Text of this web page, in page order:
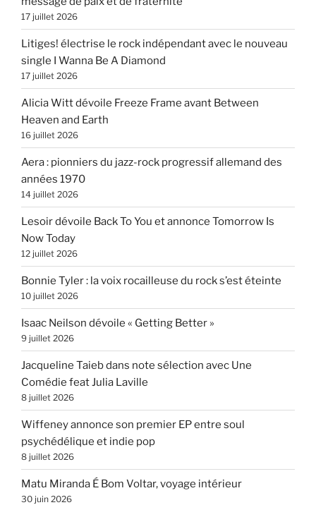
17 juillet 2026
Litiges! électrise le rock indépendant avec le nouveau
single I Wanna Be A Diamond
17 juillet 2026
Alicia Witt dévoile Freeze Frame avant Between
Heaven and Earth
16 juillet 2026
Aera : pionniers du jazz-rock progressif allemand des
années 1970
14 juillet 2026
Lesoir dévoile Back To You et annonce Tomorrow Is
Now Today
12 juillet 2026
Bonnie Tyler : la voix rocailleuse du rock s’est éteinte
10 juillet 2026
Isaac Neilson dévoile « Getting Better »
9 juillet 2026
Jacqueline Taieb dans note sélection avec Une
Comédie feat Julia Laville
8 juillet 2026
Wiffeney annonce son premier EP entre soul
psychédélique et indie pop
8 juillet 2026
Matu Miranda É Bom Voltar, voyage intérieur
30 juin 2026